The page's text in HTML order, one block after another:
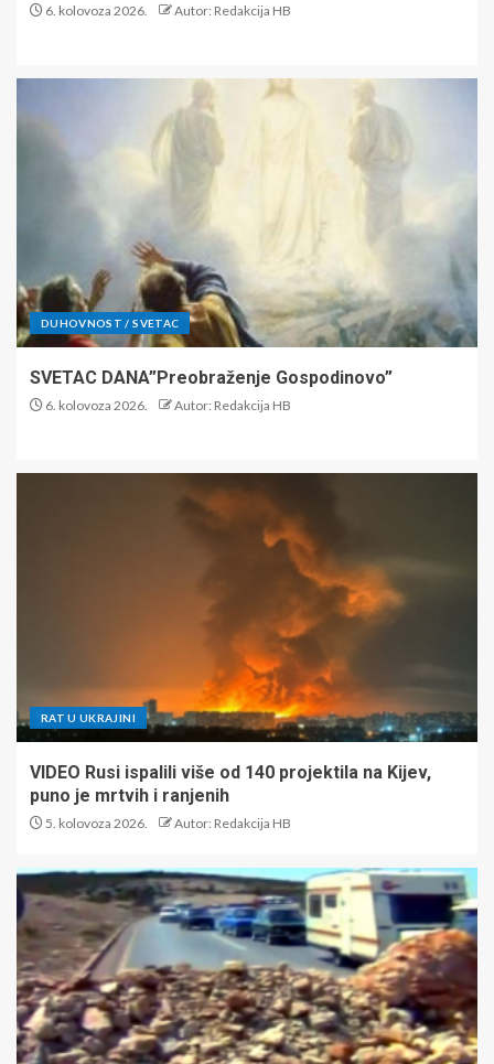
6. kolovoza 2026. Autor: Redakcija HB
DUHOVNOST / SVETAC
SVETAC DANA”Preobraženje Gospodinovo”
6. kolovoza 2026. Autor: Redakcija HB
RAT U UKRAJINI
VIDEO Rusi ispalili više od 140 projektila na Kijev,
puno je mrtvih i ranjenih
5. kolovoza 2026. Autor: Redakcija HB